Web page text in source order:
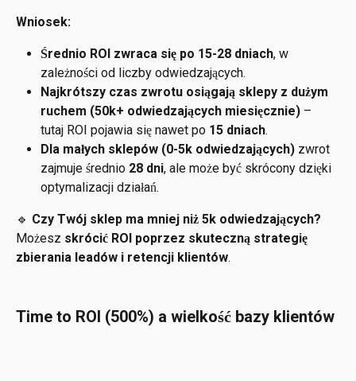
Wniosek:
Średnio ROI zwraca się po 15-28 dniach, w
zależności od liczby odwiedzających.
Najkrótszy czas zwrotu osiągają sklepy z dużym
ruchem (50k+ odwiedzających miesięcznie) –
tutaj ROI pojawia się nawet po 15 dniach.
Dla małych sklepów (0-5k odwiedzających) zwrot
zajmuje średnio 28 dni, ale może być skrócony dzięki
optymalizacji działań.
🔹 Czy Twój sklep ma mniej niż 5k odwiedzających?
Możesz skrócić ROI poprzez skuteczną strategię
zbierania leadów i retencji klientów.
Time to ROI (500%) a wielkość bazy klientów